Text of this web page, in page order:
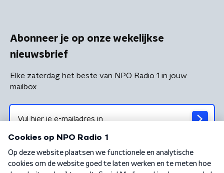
Abonneer je op onze wekelijkse
nieuwsbrief
Elke zaterdag het beste van NPO Radio 1 in jouw
mailbox